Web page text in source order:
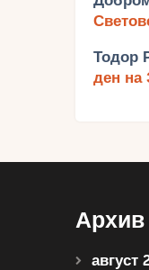
Тодор
ден на
Архив
август